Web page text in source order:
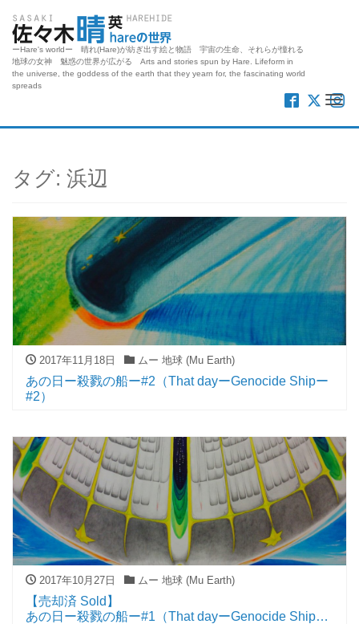
ーHare's worldー 晴れ(Hare)が紡ぎ出す絵と物語 宇宙の生命、それらが憧れる
地球の女神 魅惑の世界が広がる Arts and stories spun by Hare. Lifeform in
the universe, the goddess of the earth that they yearn for, the fascinating world
spreads
タグ: 浜辺
2017年11月18日 ムー 地球 (Mu Earth)
あの日ー殺戮の船ー#2（That dayーGenocide Shipー
#2）
2017年10月27日 ムー 地球 (Mu Earth)
【売却済 Sold】
あの日ー殺戮の船ー#1（That dayーGenocide Shipー